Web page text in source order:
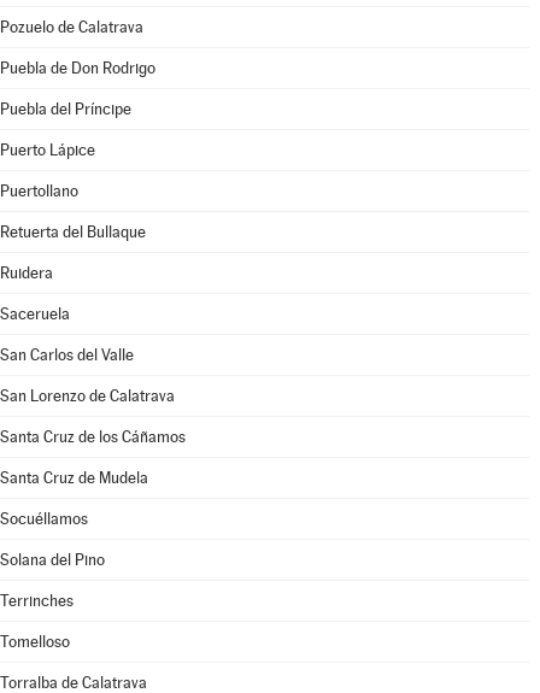
Pozuelo de Calatrava
Puebla de Don Rodrigo
Puebla del Príncipe
Puerto Lápice
Puertollano
Retuerta del Bullaque
Ruidera
Saceruela
San Carlos del Valle
San Lorenzo de Calatrava
Santa Cruz de los Cáñamos
Santa Cruz de Mudela
Socuéllamos
Solana del Pino
Terrinches
Tomelloso
Torralba de Calatrava